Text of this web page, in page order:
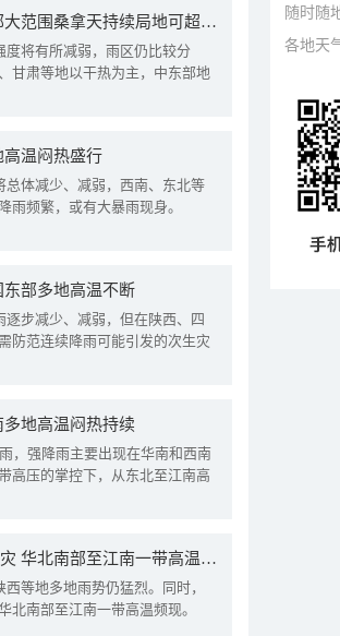
我国降雨强度进一步减弱 中东部大范围桑拿天持续局地可超38℃
度将有所减弱，雨区仍比较分
甘肃等地以干热为主，中东部地
温闷热盛行
体减少、减弱，西南、东北等
雨频繁，或有大暴雨现身。
部多地高温不断
步减少、减弱，但在陕西、四
防范连续降雨可能引发的次生灾
地高温闷热持续
，强降雨主要出现在华南和西南
高压的掌控下，从东北至江南高
四川陕西等地需警惕降雨叠加致灾 华北南部至江南一带高温频现
等地多地雨势仍猛烈。同时，
北南部至江南一带高温频现。
随时随
各地天